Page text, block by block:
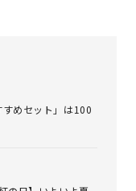
すめセット」は100